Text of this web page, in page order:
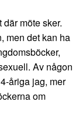
möte sker.
men det kan ha
Av någon
åriga jag, mer
om